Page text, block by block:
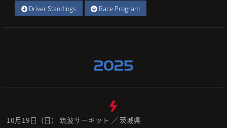
Driver Standings
Race Program
2025
10月19日（日） 筑波サーキット ／ 茨城県